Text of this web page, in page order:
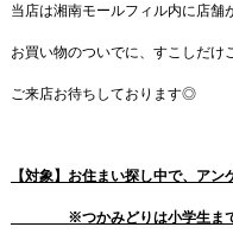
当店は湘南モールフィル内に店
お買い物のついでに、すこしだ
ご来店お待ちしております◎
【対象】お住まい探し中で、ア
※つかみどりは小学生までの